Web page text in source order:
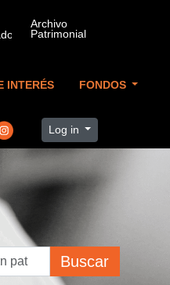
INTERÉS FONDOS
Log in
Buscar